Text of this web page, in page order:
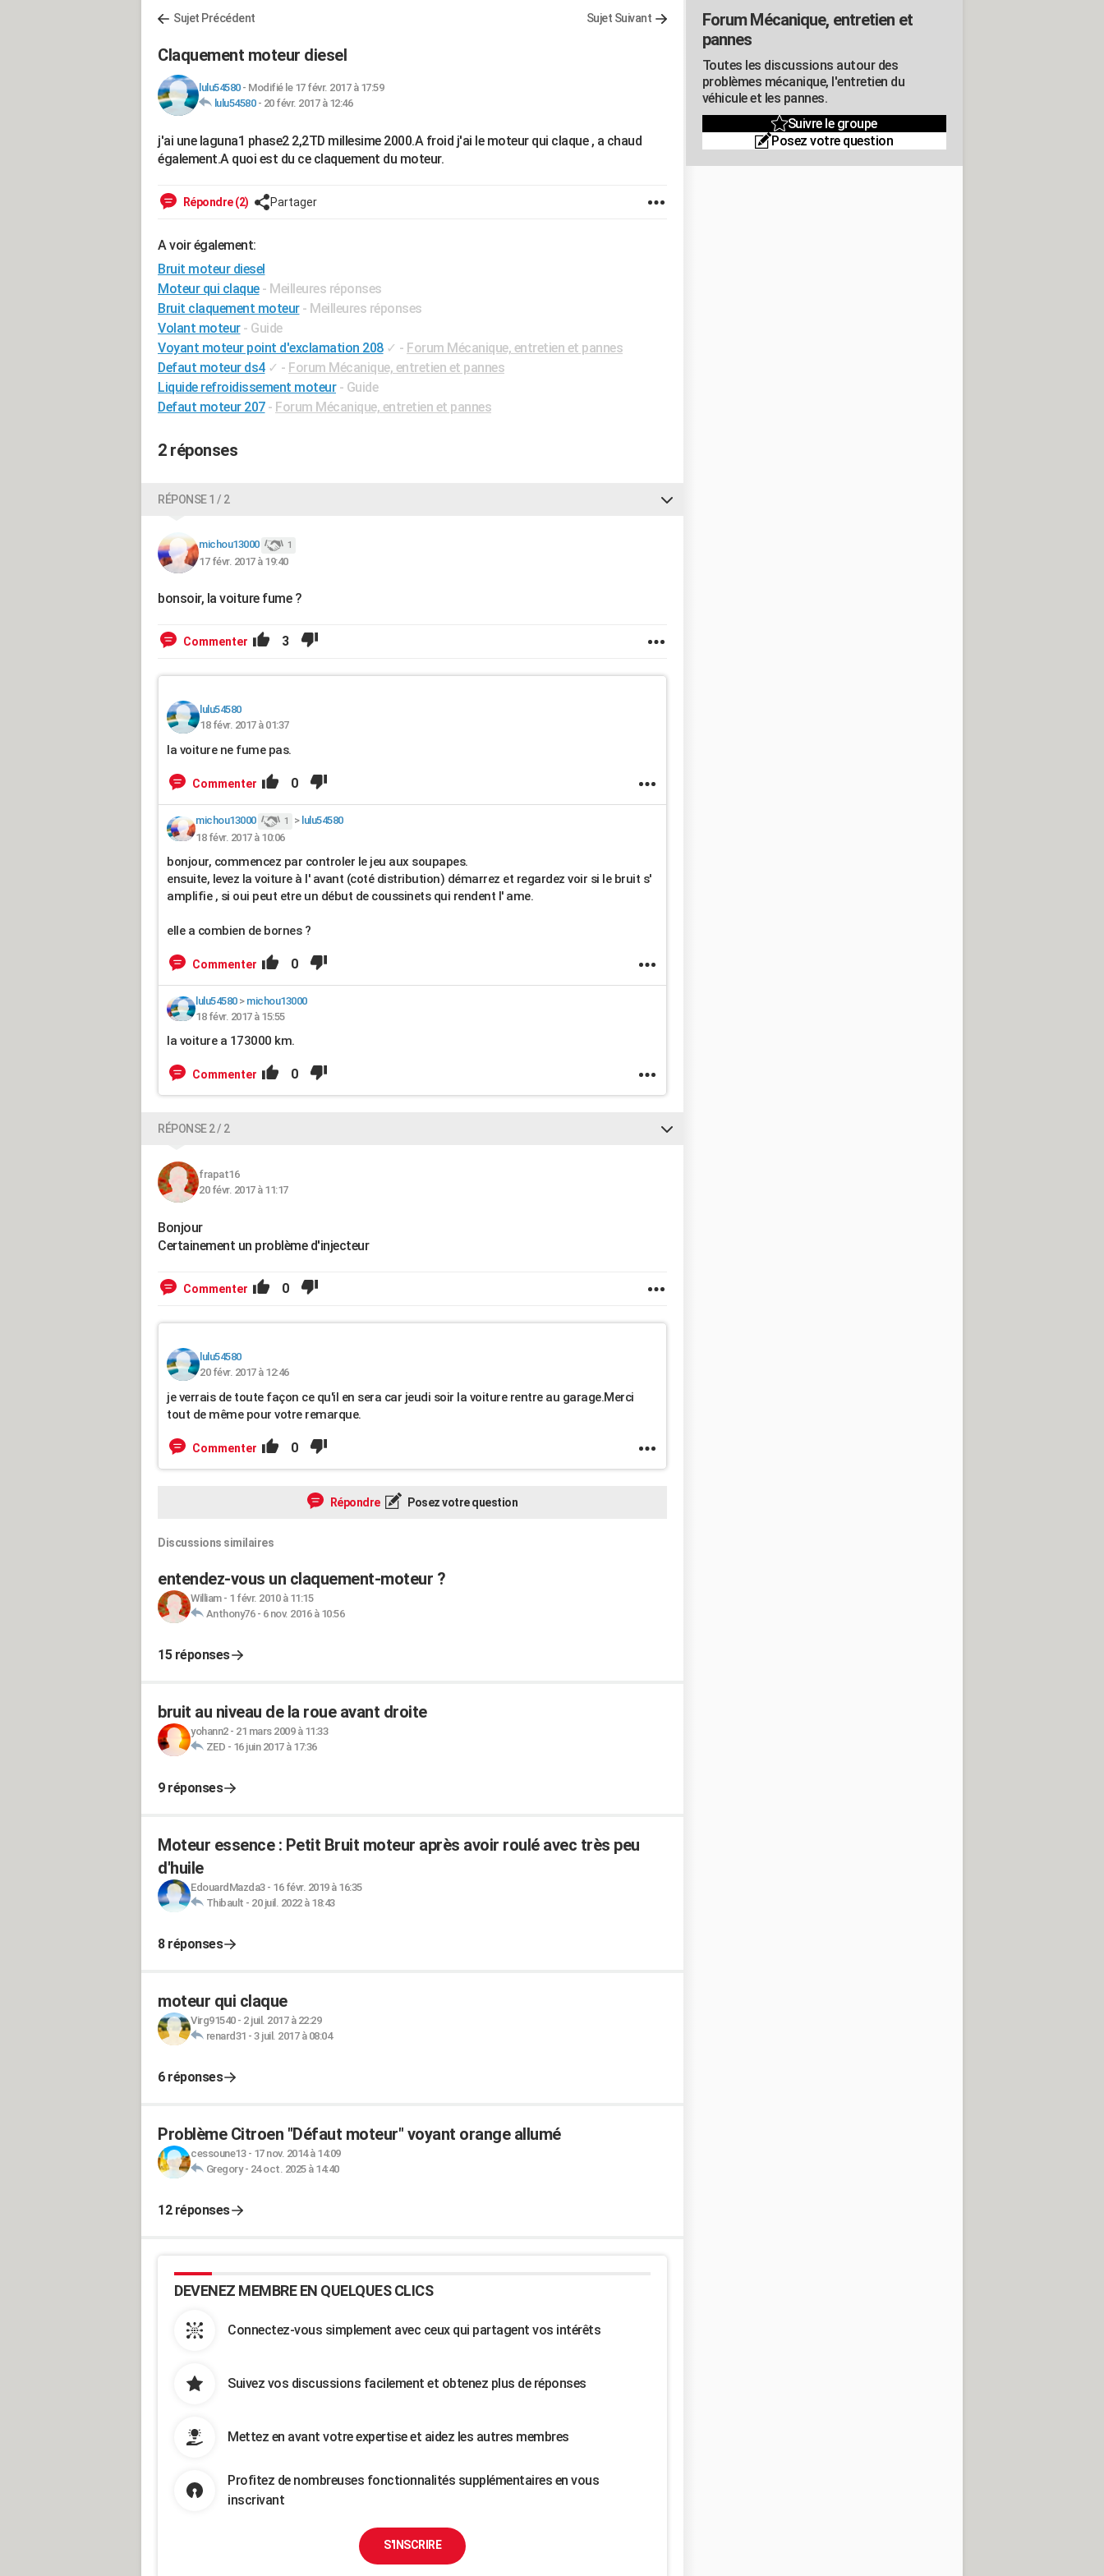
Sujet Précédent Sujet Suivant
Claquement moteur diesel
lulu54580- Modifié le 17 févr. 2017 à 17:59
lulu54580- 20 févr. 2017 à 12:46
j'ai une laguna1 phase2 2,2TD millesime 2000.A froid j'ai le moteur qui claque , a chaud
également.A quoi est du ce claquement du moteur.
Répondre (2) Partager
A voir également:
Bruit moteur diesel
Moteur qui claque - Meilleures réponses
Bruit claquement moteur - Meilleures réponses
Volant moteur - Guide
Voyant moteur point d'exclamation 208 ✓ - Forum Mécanique, entretien et pannes
Defaut moteur ds4 ✓ - Forum Mécanique, entretien et pannes
Liquide refroidissement moteur - Guide
Defaut moteur 207 - Forum Mécanique, entretien et pannes
2 réponses
RÉPONSE 1 / 2
michou13000 1
17 févr. 2017 à 19:40
bonsoir, la voiture fume ?
Commenter 3
lulu54580
18 févr. 2017 à 01:37
la voiture ne fume pas.
Commenter 0
michou13000 1 > lulu54580
18 févr. 2017 à 10:06
bonjour, commencez par controler le jeu aux soupapes.
ensuite, levez la voiture à l' avant (coté distribution) démarrez et regardez voir si le bruit s'
amplifie , si oui peut etre un début de coussinets qui rendent l' ame.
elle a combien de bornes ?
Commenter 0
lulu54580> michou13000
18 févr. 2017 à 15:55
la voiture a 173000 km.
Commenter 0
RÉPONSE 2 / 2
frapat16
20 févr. 2017 à 11:17
Bonjour
Certainement un problème d'injecteur
Commenter 0
lulu54580
20 févr. 2017 à 12:46
je verrais de toute façon ce qu'il en sera car jeudi soir la voiture rentre au garage.Merci
tout de même pour votre remarque.
Commenter 0
Répondre Posez votre question
Discussions similaires
entendez-vous un claquement-moteur ?
William- 1 févr. 2010 à 11:15
Anthony76- 6 nov. 2016 à 10:56
15 réponses
bruit au niveau de la roue avant droite
yohann2- 21 mars 2009 à 11:33
ZED - 16 juin 2017 à 17:36
9 réponses
Moteur essence : Petit Bruit moteur après avoir roulé avec très peu
d'huile
EdouardMazda3- 16 févr. 2019 à 16:35
Thibault - 20 juil. 2022 à 18:43
8 réponses
moteur qui claque
Virg91540- 2 juil. 2017 à 22:29
renard31 - 3 juil. 2017 à 08:04
6 réponses
Problème Citroen "Défaut moteur" voyant orange allumé
cessoune13- 17 nov. 2014 à 14:09
Gregory- 24 oct. 2025 à 14:40
12 réponses
DEVENEZ MEMBRE EN QUELQUES CLICS
Connectez-vous simplement avec ceux qui partagent vos intérêts
Suivez vos discussions facilement et obtenez plus de réponses
Mettez en avant votre expertise et aidez les autres membres
Profitez de nombreuses fonctionnalités supplémentaires en vous
inscrivant
S'INSCRIRE
Forum Mécanique, entretien et
pannes
Toutes les discussions autour des
problèmes mécanique, l'entretien du
véhicule et les pannes.
Suivre le groupe
Posez votre question